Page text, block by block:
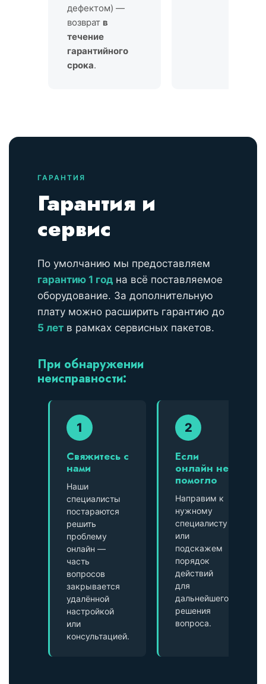
дефектом) —
возврат в
течение
гарантийного
срока.
ГАРАНТИЯ
Гарантия и
сервис
По умолчанию мы предоставляем
гарантию 1 год на всё поставляемое
оборудование. За дополнительную
плату можно расширить гарантию до
5 лет в рамках сервисных пакетов.
При обнаружении
неисправности:
1
Свяжитесь с
нами
Наши
специалисты
постараются
решить
проблему
онлайн —
часть
вопросов
закрывается
удалённой
настройкой
или
консультацией.
2
Если
онлайн не
помогло
Направим к
нужному
специалисту
или
подскажем
порядок
действий
для
дальнейшего
решения
вопроса.